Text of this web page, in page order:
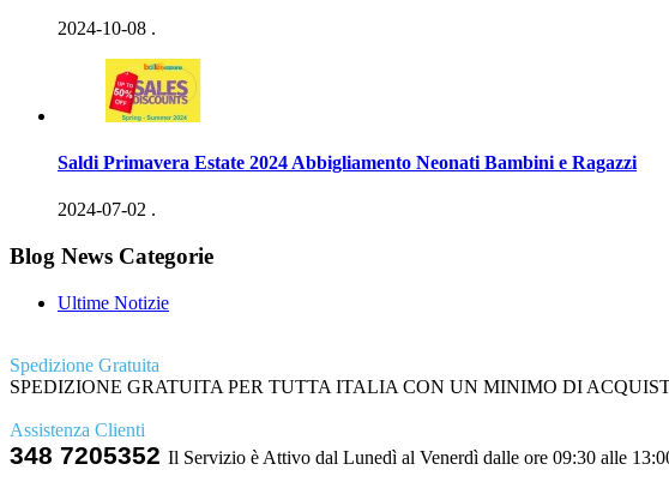
2024-10-08 .
Saldi Primavera Estate 2024 Abbigliamento Neonati Bambini e Ragazzi
2024-07-02 .
Blog News Categorie
Ultime Notizie
Spedizione Gratuita
SPEDIZIONE GRATUITA PER TUTTA ITALIA CON UN MINIMO DI
Assistenza Clienti
348 7205352 Il Servizio è Attivo dal Lunedì al Venerdì dalle ore 09:30 alle